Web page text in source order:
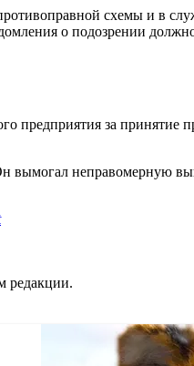
схемы и в
о подозрении
предприятия за принятие
вымогал неправомерную
редакции.